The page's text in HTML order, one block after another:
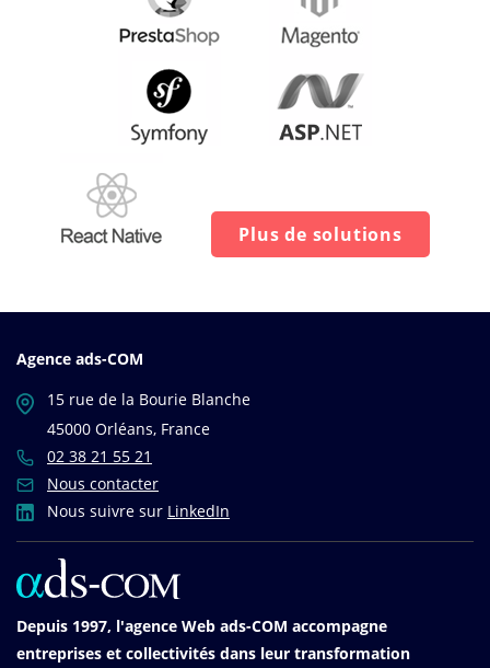
Plus de solutions
Agence ads-COM
15 rue de la Bourie Blanche
45000 Orléans, France
02 38 21 55 21
Nous contacter
Nous suivre sur LinkedIn
Depuis 1997, l'agence Web ads-COM accompagne
entreprises et collectivités dans leur transformation